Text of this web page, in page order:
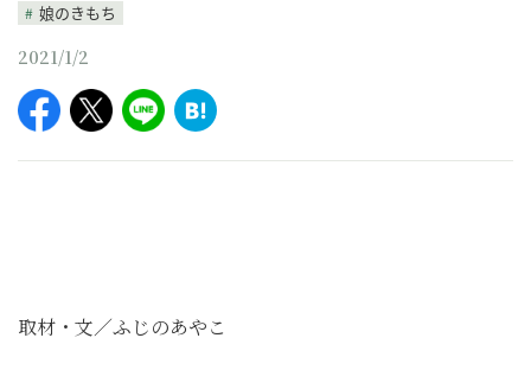
娘のきもち
2021/1/2
取材・文／ふじのあやこ